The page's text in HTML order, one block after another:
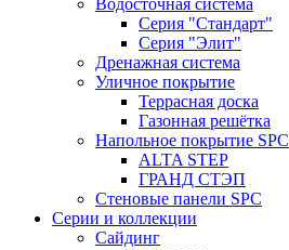
Водосточная система
Серия "Стандарт"
Серия "Элит"
Дренажная система
Уличное покрытие
Террасная доска
Газонная решётка
Напольное покрытие SPC
ALTA STEP
ГРАНД СТЭП
Стеновые панели SPC
Серии и коллекции
Сайдинг